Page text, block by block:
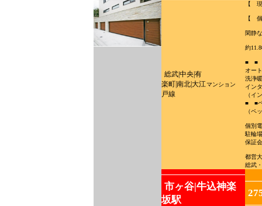
総武|中央|有
楽町|南北|大江
戸線
マンション
【
【
閑静
約
■ ■
オー
洗浄
イン
（イ
■ ■
（ペ
個別
駐輪
保証
都営
総武
市ヶ谷|牛込神楽
坂駅